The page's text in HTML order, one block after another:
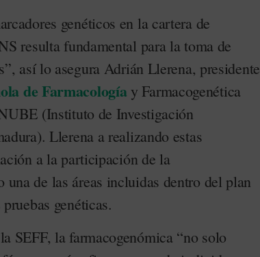
genéticos en la cartera de
resulta fundamental para la toma de
así lo asegura Adrián Llerena, presidente
de Farmacologíay Farmacogenética
(Instituto de Investigación
Llerena a realizando estas
a la participación de la
una de las áreas incluidas dentro del plan
genéticas.
SEFF, la farmacogenómica “no solo